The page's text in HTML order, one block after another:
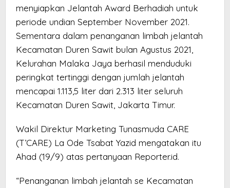
menyiapkan Jelantah Award Berhadiah untuk
periode undian September November 2021.
Sementara dalam penanganan limbah jelantah
Kecamatan Duren Sawit bulan Agustus 2021,
Kelurahan Malaka Jaya berhasil menduduki
peringkat tertinggi dengan jumlah jelantah
mencapai 1.113,5 liter dari 2.313 liter seluruh
Kecamatan Duren Sawit, Jakarta Timur.
Wakil Direktur Marketing Tunasmuda CARE
(T’CARE) La Ode Tsabat Yazid mengatakan itu
Ahad (19/9) atas pertanyaan Reporter.id.
“Penanganan limbah jelantah se Kecamatan